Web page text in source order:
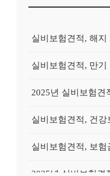
실비보험견적, 해
실비보험견적, 만기
2025년 실비보험견
실비보험견적, 건
실비보험견적, 보